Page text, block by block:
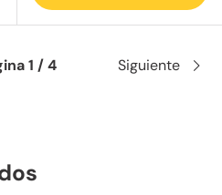
1 / 4 Siguiente